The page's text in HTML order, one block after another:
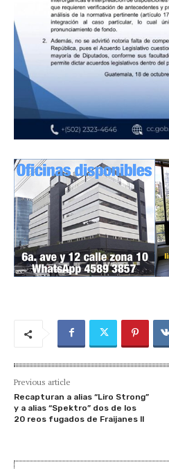
Previous article
Recapturan a alias “Liro Strong”
y a alias “Spektro” dos de los
20 reos fugados de Fraijanes ll